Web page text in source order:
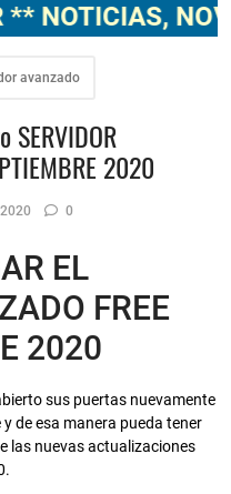
avanzado
SERVIDOR
2020
0
EL
FREE
2020
sus puertas nuevamente
de esa manera pueda tener
las nuevas actualizaciones